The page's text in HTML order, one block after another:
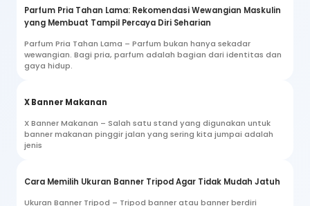
Parfum Pria Tahan Lama: Rekomendasi Wewangian Maskulin
yang Membuat Tampil Percaya Diri Seharian
Parfum Pria Tahan Lama – Parfum bukan hanya sekadar
wewangian. Bagi pria, parfum adalah bagian dari identitas dan
gaya hidup.
X Banner Makanan
X Banner Makanan – Salah satu stand yang digunakan untuk
banner makanan pinggir jalan yang sering kita jumpai adalah
jenis
Cara Memilih Ukuran Banner Tripod Agar Tidak Mudah Jatuh
Ukuran Banner Tripod – Tripod banner atau banner berdiri